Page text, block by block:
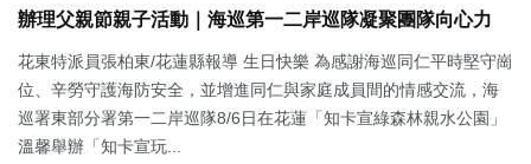
辦理父親節親子活動｜海巡第一二岸巡隊凝聚團隊向心力
花東特派員張柏東/花蓮縣報導 生日快樂 為感謝海巡同仁平時堅守崗
位、辛勞守護海防安全，並增進同仁與家庭成員間的情感交流，海
巡署東部分署第一二岸巡隊8/6日在花蓮「知卡宣綠森林親水公園」
溫馨舉辦「知卡宣玩...